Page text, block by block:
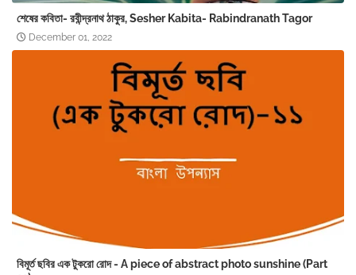
শেষের কবিতা- রবীন্দ্রনাথ ঠাকুর, Sesher Kabita- Rabindranath Tagor
December 01, 2022
বিমূর্ত ছবির এক টুকরো রোদ - A piece of abstract photo sunshine (Part